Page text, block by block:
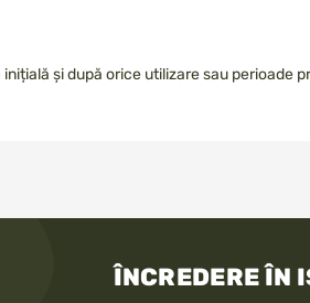
și după orice utilizare sau perioade
ÎNCREDERE ÎN